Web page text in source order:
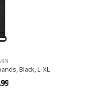
Black, L-XL